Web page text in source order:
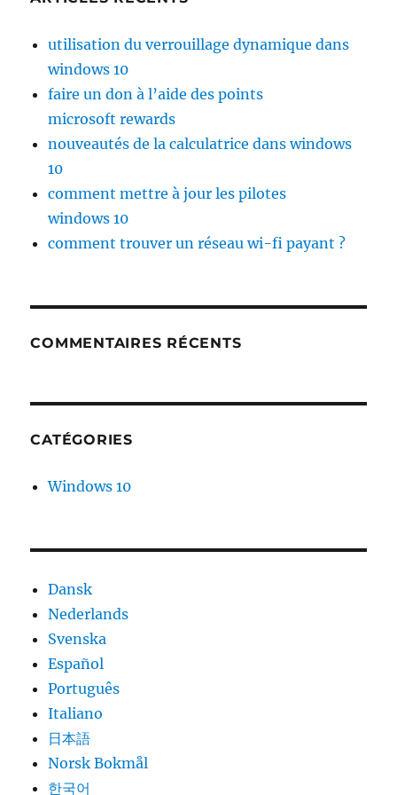
utilisation du verrouillage dynamique dans
windows 10
faire un don à l’aide des points
microsoft rewards
nouveautés de la calculatrice dans windows
10
comment mettre à jour les pilotes
windows 10
comment trouver un réseau wi-fi payant ?
COMMENTAIRES RÉCENTS
CATÉGORIES
Windows 10
Dansk
Nederlands
Svenska
Español
Português
Italiano
日本語
Norsk Bokmål
한국어